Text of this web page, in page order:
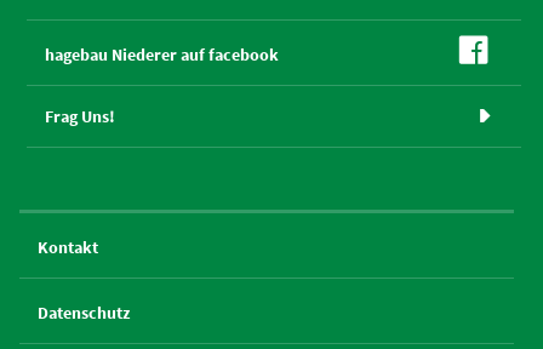
hagebau Niederer auf facebook 
Frag Uns! 
Kontakt
Datenschutz